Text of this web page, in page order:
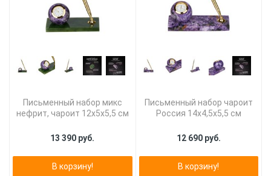
Письменный набор микс
нефрит, чароит 12х5х5,5 см
13 390 руб.
В корзину!
Письменный набор чароит
Россия 14х4,5х5,5 см
12 690 руб.
В корзину!